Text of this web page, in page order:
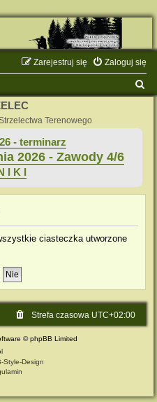
Zaloguj się
Zarejestruj się
Terenowego
- terminarz
2026 - Zawody 4/6
I K I
ciasteczka utworzone
Strefa czasowa UTC+02:00
© phpBB Limited
Style-Design